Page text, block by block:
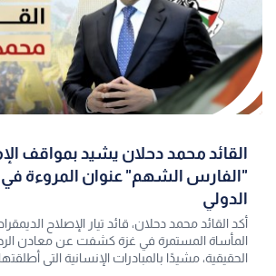
القائد محمد دحلان يشيد بمواقف
"الفارس الشهم" عنوان المروءة
الدولي
أكد القائد محمد دحلان، قائد تيار الإصلاح
المأساة المستمرة في غزة كشفت عن معادن
الحقيقية، مشيدًا بالمبادرات الإنسانية التي